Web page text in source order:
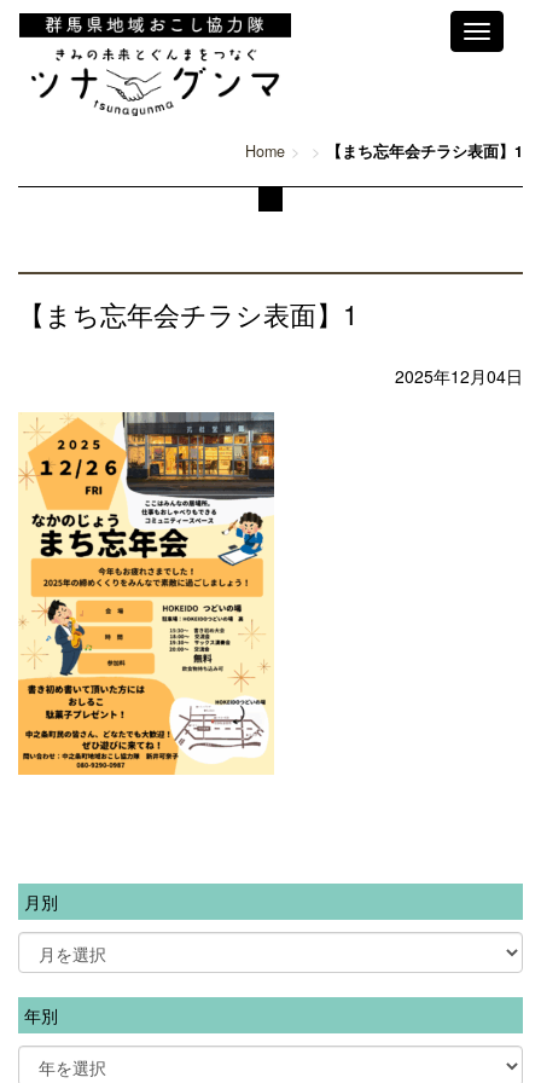
Toggle
Home 【まち忘年会チラシ表面】1
【まち忘年会チラシ表面】1
2025年12月04日
月別
年別